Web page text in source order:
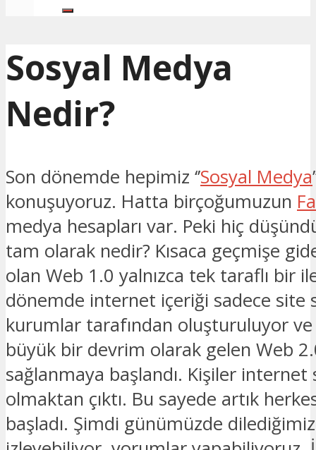
Sosyal Medya
Nedir?
Son dönemde hepimiz ‘’Sosyal Medya
konuşuyoruz. Hatta birçoğumuzun
medya hesapları var. Peki hiç
tam olarak nedir? Kısaca geçmişe
olan Web 1.0 yalnızca tek taraflı bir
dönemde internet içeriği sadece site
kurumlar tarafından oluşturuluyor ve
büyük bir devrim olarak gelen Web
sağlanmaya başlandı. Kişiler
olmaktan çıktı. Bu sayede artık
başladı. Şimdi günümüzde